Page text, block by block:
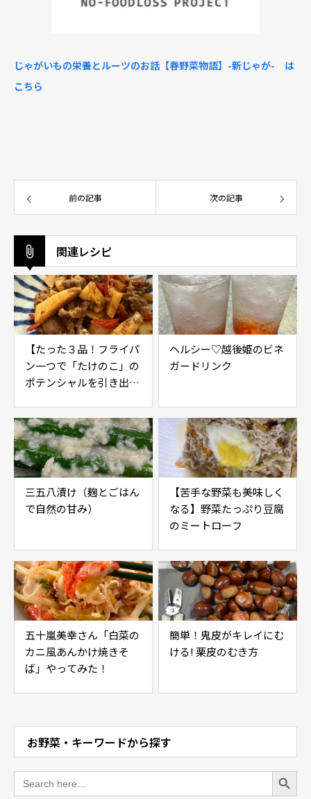
じゃがいもの栄養とルーツのお話【春野菜物語】-新じゃが- は
こちら
前の記事 次の記事
関連レシピ
【たった３品！フライパ
ン一つで「たけのこ」の
ポテンシャルを引き出す
ヘルシー♡越後姫のビネ
ガードリンク
三五八漬け（麹とごはん
で自然の甘み）
【苦手な野菜も美味しく
なる】野菜たっぷり豆腐
のミートローフ
五十嵐美幸さん「白菜の
カニ風あんかけ焼きそ
ば」やってみた！
簡単！鬼皮がキレイにむ
ける! 栗皮のむき方
お野菜・キーワードから探す
Search
for:
Search Button